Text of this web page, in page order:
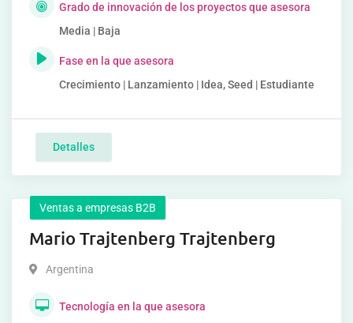
Grado de innovación de los proyectos que asesora
Media | Baja
Fase en la que asesora
Crecimiento | Lanzamiento | Idea, Seed | Estudiante
Detalles
Ventas a empresas B2B
Mario Trajtenberg Trajtenberg
Argentina
Tecnología en la que asesora